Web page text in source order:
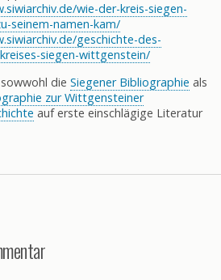
wie-der-kreis-siegen-
seinem-namen-kam/
geschichte-des-
siegen-wittgenstein/
die Siegener Bibliographie als
zur Wittgensteiner
auf erste einschlägige Literatur